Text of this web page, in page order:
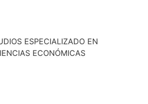
ESPECIALIZADO EN
ECONÓMICAS